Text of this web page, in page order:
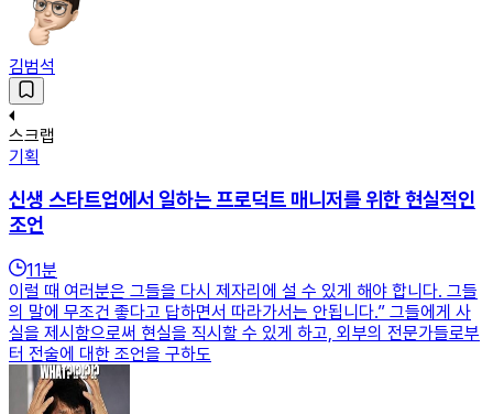
김범석
스크랩
기획
신생 스타트업에서 일하는 프로덕트 매니저를 위한 현실적인
조언
11분
이럴 때 여러분은 그들을 다시 제자리에 설 수 있게 해야 합니다. 그들
의 말에 무조건 좋다고 답하면서 따라가서는 안됩니다.” 그들에게 사
실을 제시함으로써 현실을 직시할 수 있게 하고, 외부의 전문가들로부
터 전술에 대한 조언을 구하도